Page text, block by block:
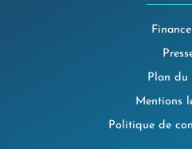
Plan du
Mentions
Politique de